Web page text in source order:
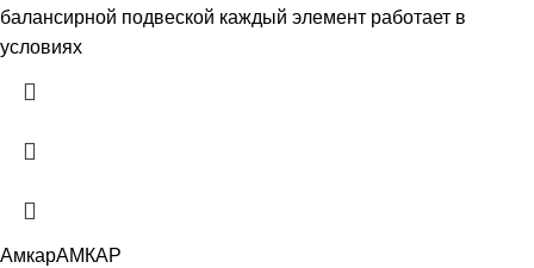
балансирной подвеской каждый элемент работает в
условиях
АмкарАМКАР